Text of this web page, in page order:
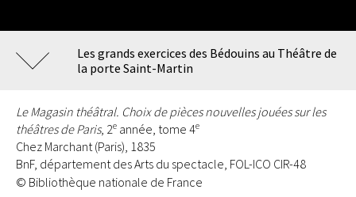
Les grands exercices des Bédouins au Théâtre de
la porte Saint-Martin
Le Magasin théâtral. Choix de pièces nouvelles jouées sur les
théâtres de Paris, 2e année, tome 4e
Chez Marchant (Paris), 1835
BnF, département des Arts du spectacle, FOL-ICO CIR-48
© Bibliothèque nationale de France